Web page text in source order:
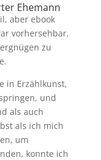
Ehemann
aber ebook
vorhersehbar,
zu
in Erzählkunst,
und
als auch
als ich mich
um
konnte ich